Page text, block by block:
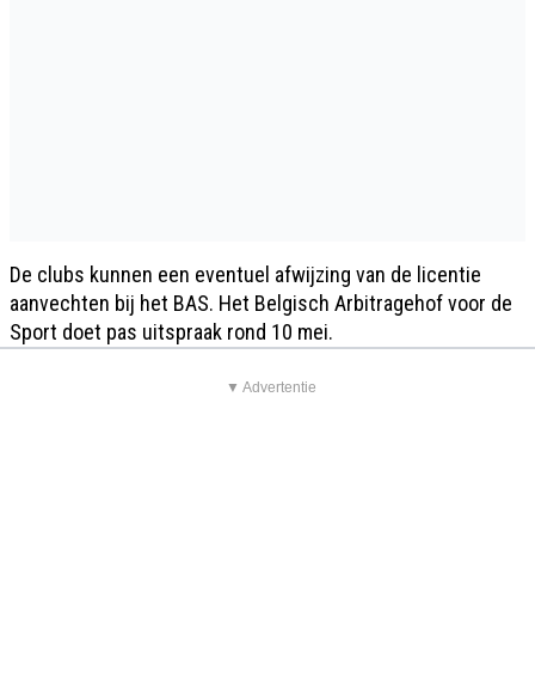
De clubs kunnen een eventuel afwijzing van de licentie
aanvechten bij het BAS. Het Belgisch Arbitragehof voor de
Sport doet pas uitspraak rond 10 mei.
▼ Advertentie